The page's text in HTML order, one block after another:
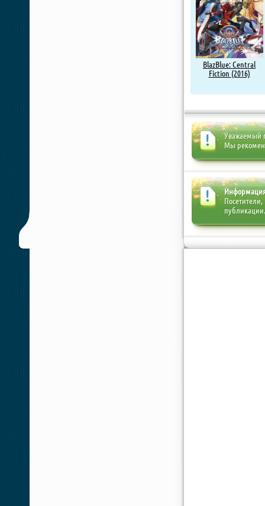
BlazBlue: Central
Fiction (2016)
Уважаемый
Мы
публикации.